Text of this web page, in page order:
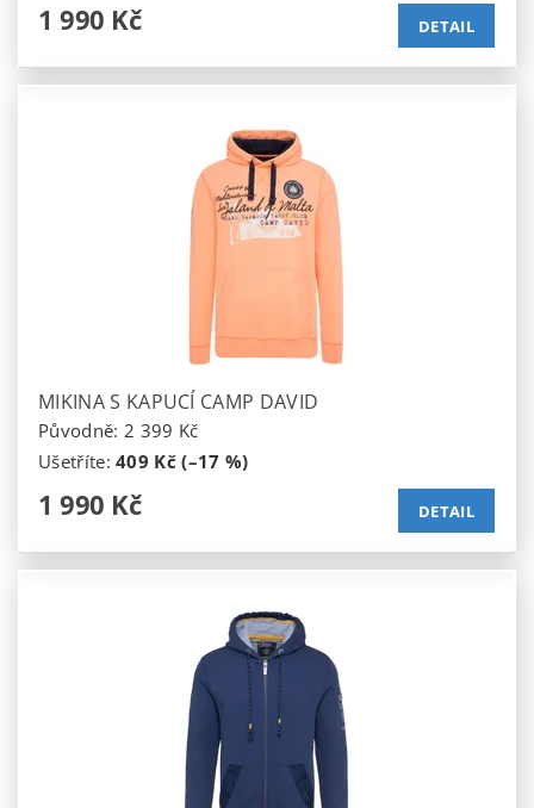
1 990 Kč DETAIL
MIKINA S KAPUCÍ CAMP DAVID
Původně: 2 399 Kč
Ušetříte:409 Kč (–17 %)
1 990 Kč DETAIL